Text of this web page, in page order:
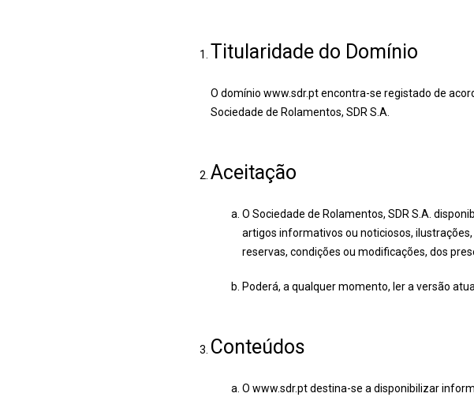
Titularidade do Domínio
O domínio www.sdr.pt encontra-se registado de
Sociedade de Rolamentos, SDR S.A.
Aceitação
O Sociedade de Rolamentos, SDR S.A.
artigos informativos ou noticiosos,
reservas, condições ou modificações, dos
Poderá, a qualquer momento, ler a versão
Conteúdos
O www.sdr.pt destina-se a disponibilizar